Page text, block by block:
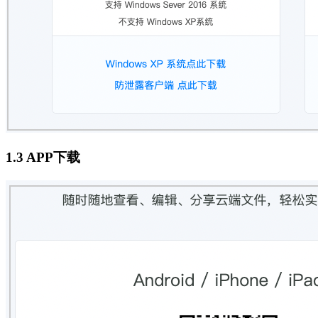
1.3 APP下载